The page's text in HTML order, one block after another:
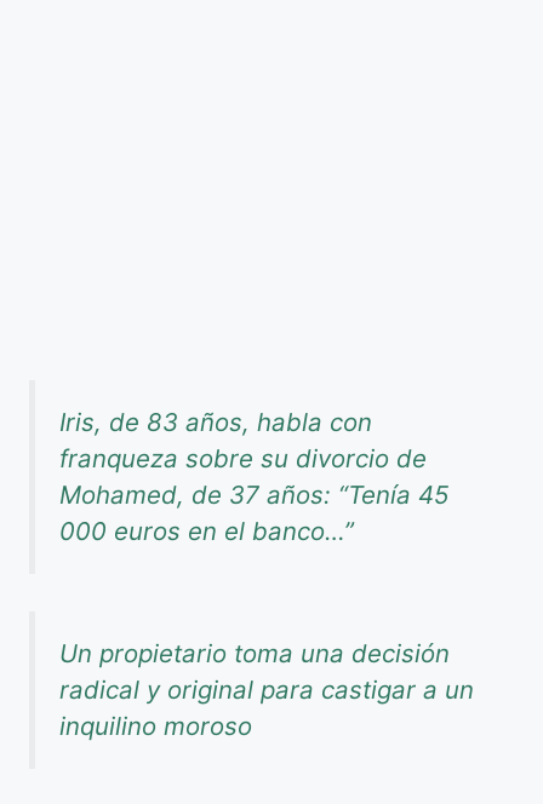
Iris, de 83 años, habla con
franqueza sobre su divorcio de
Mohamed, de 37 años: “Tenía 45
000 euros en el banco…”
Un propietario toma una decisión
radical y original para castigar a un
inquilino moroso